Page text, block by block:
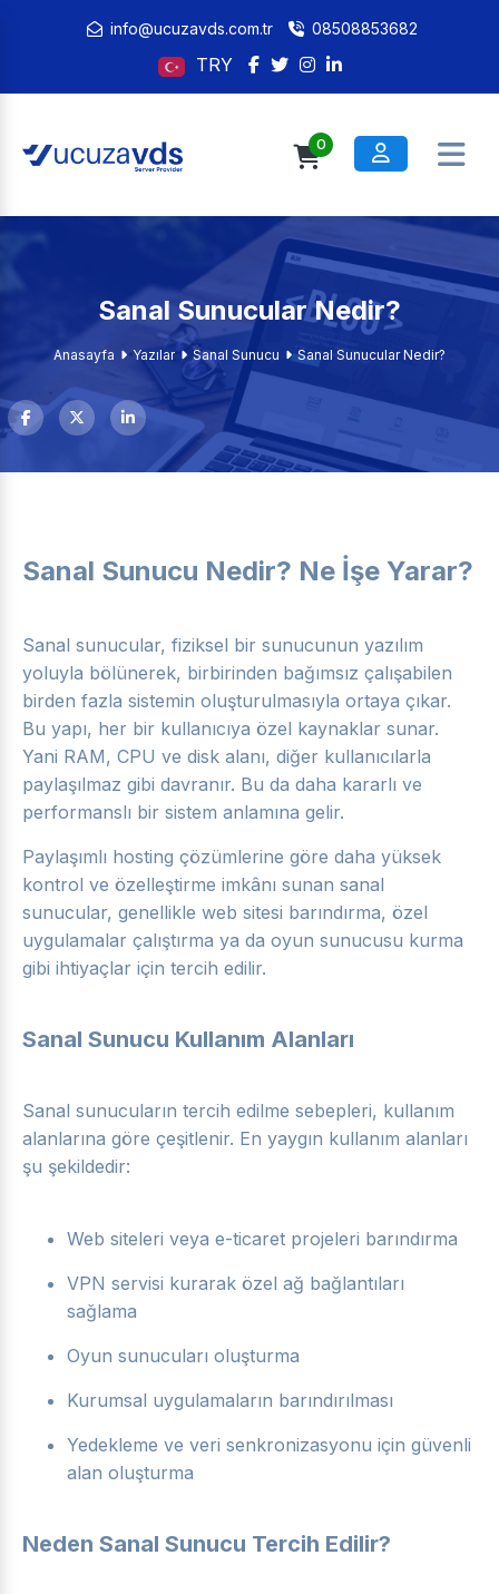
info@ucuzavds.com.tr 08508853682
TRY
0
Sanal Sunucular Nedir?
Anasayfa Yazılar Sanal Sunucu Sanal Sunucular Nedir?
Sanal Sunucu Nedir? Ne İşe Yarar?
Sanal sunucular, fiziksel bir sunucunun yazılım
yoluyla bölünerek, birbirinden bağımsız çalışabilen
birden fazla sistemin oluşturulmasıyla ortaya çıkar.
Bu yapı, her bir kullanıcıya özel kaynaklar sunar.
Yani RAM, CPU ve disk alanı, diğer kullanıcılarla
paylaşılmaz gibi davranır. Bu da daha kararlı ve
performanslı bir sistem anlamına gelir.
Paylaşımlı hosting çözümlerine göre daha yüksek
kontrol ve özelleştirme imkânı sunan sanal
sunucular, genellikle web sitesi barındırma, özel
uygulamalar çalıştırma ya da oyun sunucusu kurma
gibi ihtiyaçlar için tercih edilir.
Sanal Sunucu Kullanım Alanları
Sanal sunucuların tercih edilme sebepleri, kullanım
alanlarına göre çeşitlenir. En yaygın kullanım alanları
şu şekildedir:
Web siteleri veya e-ticaret projeleri barındırma
VPN servisi kurarak özel ağ bağlantıları
sağlama
Oyun sunucuları oluşturma
Kurumsal uygulamaların barındırılması
Yedekleme ve veri senkronizasyonu için güvenli
alan oluşturma
Neden Sanal Sunucu Tercih Edilir?